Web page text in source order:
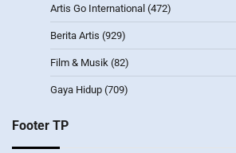
Artis Go International (472)
Berita Artis (929)
Film & Musik (82)
Gaya Hidup (709)
Footer TP